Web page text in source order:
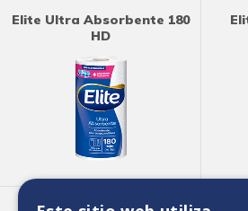
Elite Ultra Absorbente 180
HD